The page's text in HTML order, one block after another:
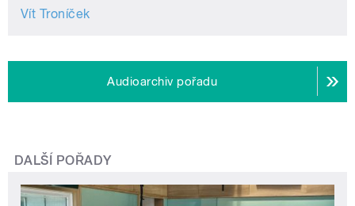
Vít Troníček
Audioarchiv pořadu
DALŠÍ POŘADY